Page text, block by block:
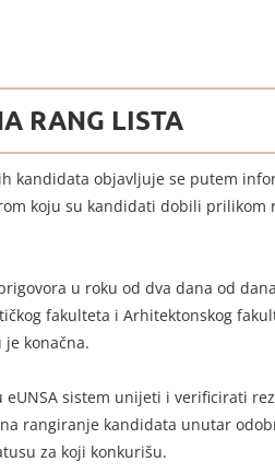
RANG LISTA
kandidata objavljuje se putem
koju su kandidati dobili prilikom
u roku od dva dana od
fakulteta i Arhitektonskog
konačna.
sistem unijeti i verificirati
rangiranje kandidata unutar
za koji konkurišu.